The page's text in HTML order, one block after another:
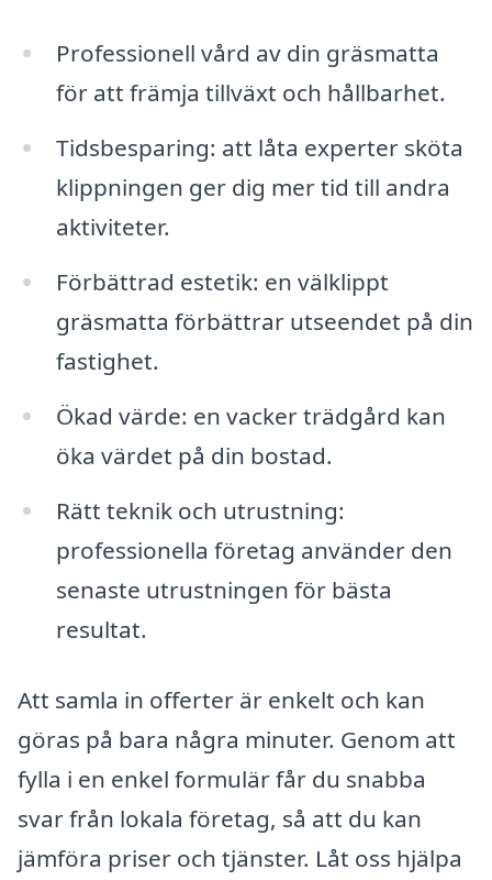
Professionell vård av din gräsmatta
för att främja tillväxt och hållbarhet.
Tidsbesparing: att låta experter sköta
klippningen ger dig mer tid till andra
aktiviteter.
Förbättrad estetik: en välklippt
gräsmatta förbättrar utseendet på din
fastighet.
Ökad värde: en vacker trädgård kan
öka värdet på din bostad.
Rätt teknik och utrustning:
professionella företag använder den
senaste utrustningen för bästa
resultat.
Att samla in offerter är enkelt och kan
göras på bara några minuter. Genom att
fylla i en enkel formulär får du snabba
svar från lokala företag, så att du kan
jämföra priser och tjänster. Låt oss hjälpa